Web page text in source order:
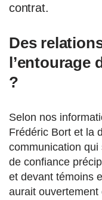
contrat.
Des
l’entourage
?
Selon nos
Frédéric Bort et la
communication qui
de confiance
et devant témoins
aurait